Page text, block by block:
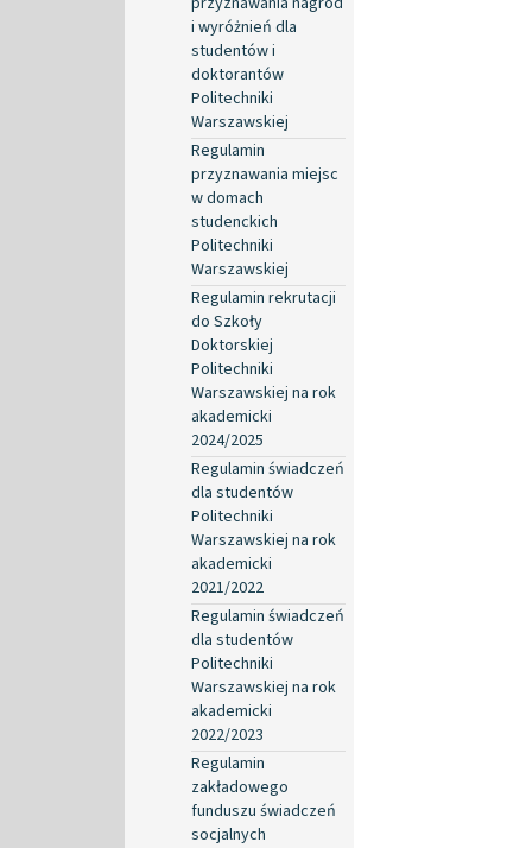
i wyróżnień dla
studentów i
doktorantów
Politechniki
Warszawskiej
Regulamin
przyznawania miejsc
w domach
studenckich
Politechniki
Warszawskiej
Regulamin rekrutacji
do Szkoły
Doktorskiej
Politechniki
Warszawskiej na rok
akademicki
2024/2025
Regulamin świadczeń
dla studentów
Politechniki
Warszawskiej na rok
akademicki
2021/2022
Regulamin świadczeń
dla studentów
Politechniki
Warszawskiej na rok
akademicki
2022/2023
Regulamin
zakładowego
funduszu świadczeń
socjalnych